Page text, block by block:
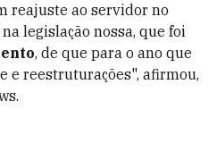
reajuste ao servidor no
legislação nossa, que foi
, de que para o ano que
e reestruturações", afirmou,